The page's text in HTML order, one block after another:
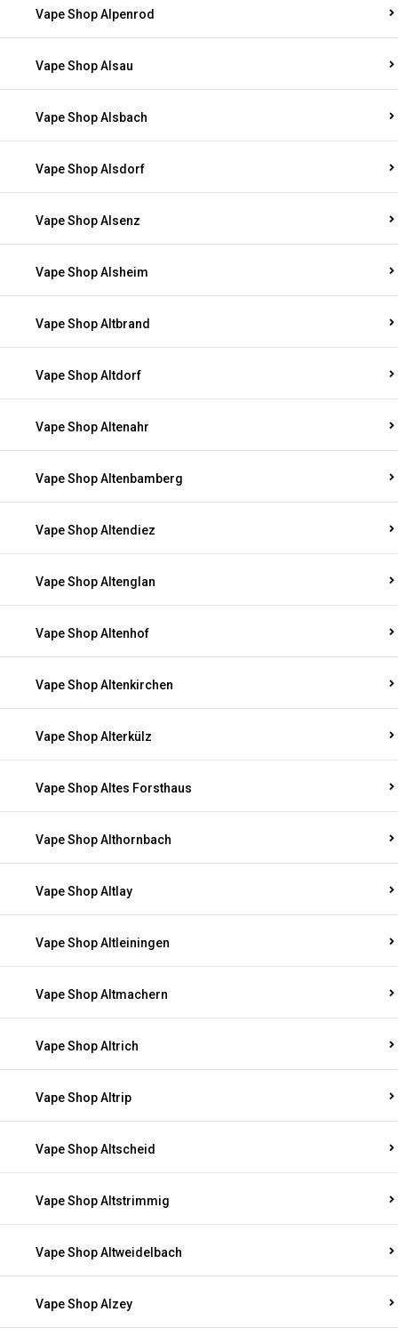
Vape Shop Alpenrod
Vape Shop Alsau
Vape Shop Alsbach
Vape Shop Alsdorf
Vape Shop Alsenz
Vape Shop Alsheim
Vape Shop Altbrand
Vape Shop Altdorf
Vape Shop Altenahr
Vape Shop Altenbamberg
Vape Shop Altendiez
Vape Shop Altenglan
Vape Shop Altenhof
Vape Shop Altenkirchen
Vape Shop Alterkülz
Vape Shop Altes Forsthaus
Vape Shop Althornbach
Vape Shop Altlay
Vape Shop Altleiningen
Vape Shop Altmachern
Vape Shop Altrich
Vape Shop Altrip
Vape Shop Altscheid
Vape Shop Altstrimmig
Vape Shop Altweidelbach
Vape Shop Alzey